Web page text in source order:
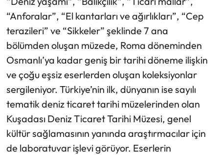
“Anforalar”, “El kantarları ve ağırlıkları”, “Cep
terazileri” ve “Sikkeler” şeklinde 7 ana
bölümden oluşan müzede, Roma döneminden
Osmanlı’ya kadar geniş bir tarihi döneme ilişkin
ve çoğu eşsiz eserlerden oluşan koleksiyonlar
sergileniyor. Türkiye’nin ilk, dünyanın ise sayılı
tematik deniz ticaret tarihi müzelerinden olan
Kuşadası Deniz Ticaret Tarihi Müzesi, genel
kültür sağlamasının yanında araştırmacılar için
de laboratuvar işlevi görüyor. Eserlerin